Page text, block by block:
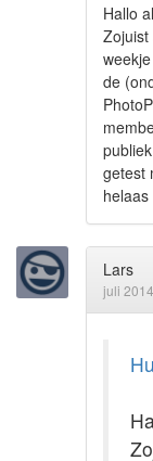
Hallo
Zojuist
de
getest
Lars
juli 2014